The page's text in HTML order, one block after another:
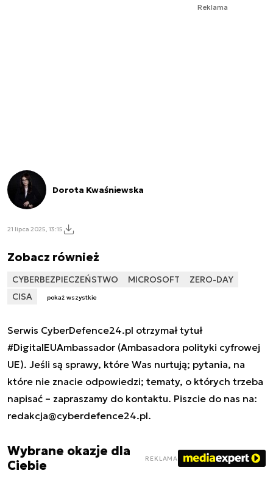
Reklama
Dorota Kwaśniewska
21 lipca 2025, 13:15
Zobacz również
CYBERBEZPIECZEŃSTWO MICROSOFT
ZERO-DAY
CISA
pokaż wszystkie
Serwis CyberDefence24.pl otrzymał tytuł
#DigitalEUAmbassador (Ambasadora polityki cyfrowej
UE). Jeśli są sprawy, które Was nurtują; pytania, na
które nie znacie odpowiedzi; tematy, o których trzeba
napisać – zapraszamy do kontaktu. Piszcie do nas na:
redakcja@cyberdefence24.pl.
Wybrane okazje dla
Ciebie
REKLAMA